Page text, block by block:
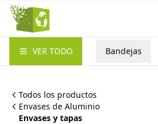
Packea
VER TODO Bandejas
Todos los productos
Envases de Aluminio
Envases y tapas